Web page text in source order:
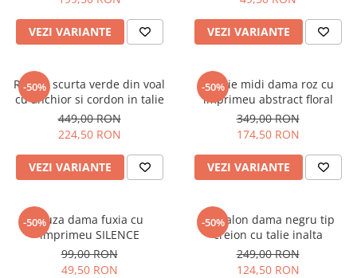
VEZI VARIANTE VEZI VARIANTE
-50%
Rochie scurta verde din voal
cu anchior si cordon in talie
449,00 RON
224,50 RON
VEZI VARIANTE
-50%
Rochie midi dama roz cu
imprimeu abstract floral
349,00 RON
174,50 RON
VEZI VARIANTE
-50%Bluza dama fuxia cu
imprimeu SILENCE
99,00 RON
49,50 RON
-50%
Pantalon dama negru tip
creion cu talie inalta
249,00 RON
124,50 RON